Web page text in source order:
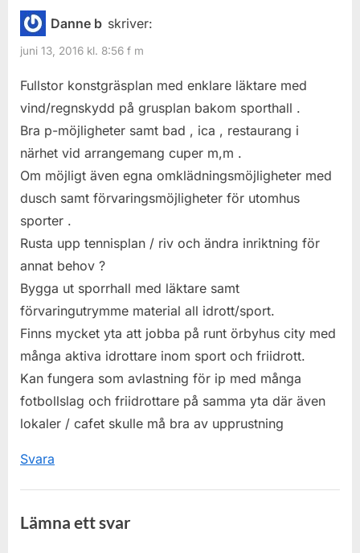
u
s
P
o
:
Danne b skriver:
juni 13, 2016 kl. 8:56 f m
Fullstor konstgräsplan med enklare läktare med
vind/regnskydd på grusplan bakom sporthall .
Bra p-möjligheter samt bad , ica , restaurang i
närhet vid arrangemang cuper m,m .
Om möjligt även egna omklädningsmöjligheter med
dusch samt förvaringsmöjligheter för utomhus
sporter .
Rusta upp tennisplan / riv och ändra inriktning för
annat behov ?
Bygga ut sporrhall med läktare samt
förvaringutrymme material all idrott/sport.
Finns mycket yta att jobba på runt örbyhus city med
många aktiva idrottare inom sport och friidrott.
Kan fungera som avlastning för ip med många
fotbollslag och friidrottare på samma yta där även
lokaler / cafet skulle må bra av upprustning
Svara
Lämna ett svar